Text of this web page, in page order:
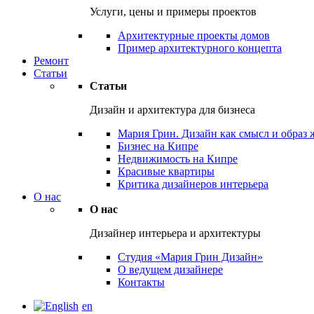
Услуги, цены и примеры проектов
Архитектурные проекты домов
Пример архитектурного концепта
Ремонт
Статьи
Статьи
Дизайн и архитектура для бизнеса
Мария Грин. Дизайн как смысл и образ
Бизнес на Кипре
Недвижимость на Кипре
Красивые квартиры
Критика дизайнеров интерьера
О нас
О нас
Дизайнер интерьера и архитектуры
Студия «Мария Грин Дизайн»
О ведущем дизайнере
Контакты
en